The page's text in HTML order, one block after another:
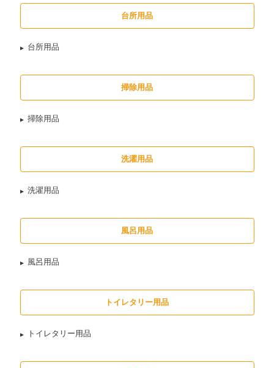
台所用品
台所用品
掃除用品
掃除用品
洗濯用品
洗濯用品
風呂用品
風呂用品
トイレタリー用品
トイレタリー用品